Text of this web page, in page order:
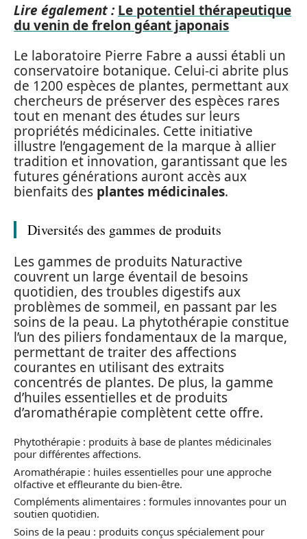
Lire également : Le potentiel thérapeutique
du venin de frelon géant japonais
Le laboratoire Pierre Fabre a aussi établi un
conservatoire botanique. Celui-ci abrite plus
de 1200 espèces de plantes, permettant aux
chercheurs de préserver des espèces rares
tout en menant des études sur leurs
propriétés médicinales. Cette initiative
illustre l’engagement de la marque à allier
tradition et innovation, garantissant que les
futures générations auront accès aux
bienfaits des plantes médicinales.
Diversités des gammes de produits
Les gammes de produits Naturactive
couvrent un large éventail de besoins
quotidien, des troubles digestifs aux
problèmes de sommeil, en passant par les
soins de la peau. La phytothérapie constitue
l’un des piliers fondamentaux de la marque,
permettant de traiter des affections
courantes en utilisant des extraits
concentrés de plantes. De plus, la gamme
d’huiles essentielles et de produits
d’aromathérapie complètent cette offre.
Phytothérapie : produits à base de plantes médicinales
pour différentes affections.
Aromathérapie : huiles essentielles pour une approche
olfactive et effleurante du bien-être.
Compléments alimentaires : formules innovantes pour un
soutien quotidien.
Soins de la peau : produits conçus spécialement pour